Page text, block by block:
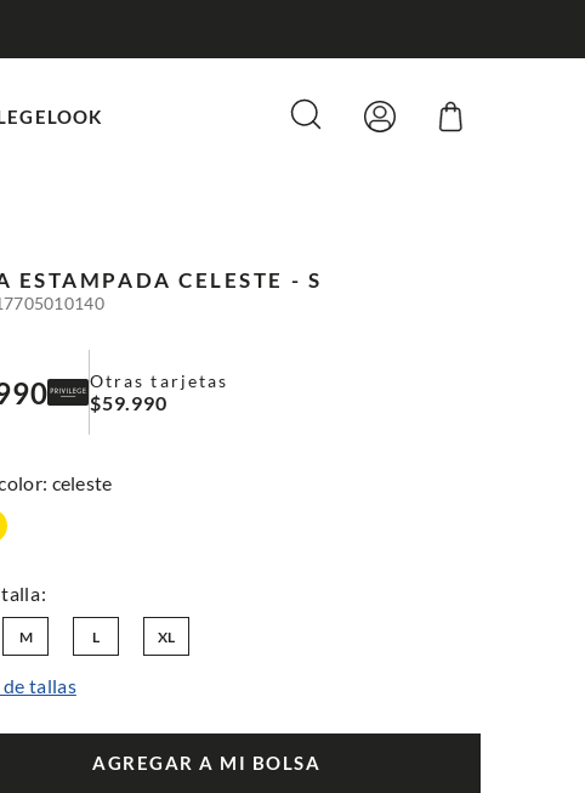
ESTAMPADA CELESTE - S
Otras tarjetas
$59.990
: celeste
L
M XL
tallas
AGREGAR A MI BOLSA